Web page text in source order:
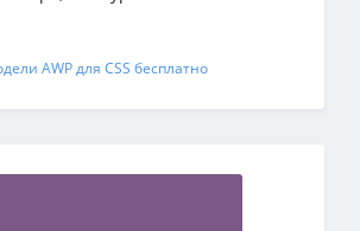
AWP для CSS бесплатно